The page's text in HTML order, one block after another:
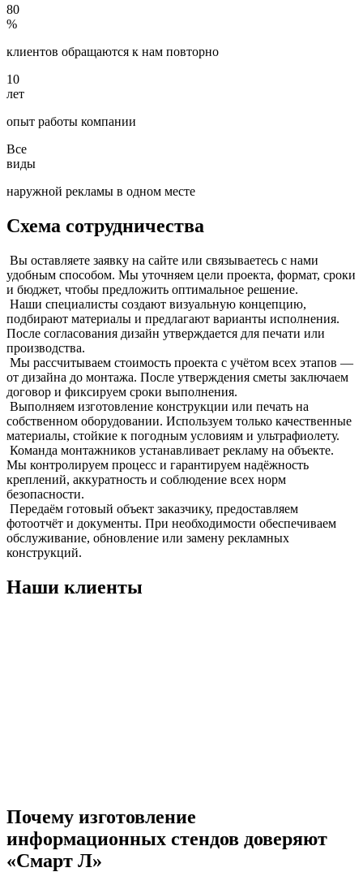
80
%
клиентов обращаются к нам повторно
10
лет
опыт работы компании
Все
виды
наружной рекламы в одном месте
Схема сотрудничества
Вы оставляете заявку на сайте или связываетесь с нами
удобным способом. Мы уточняем цели проекта, формат, сроки
и бюджет, чтобы предложить оптимальное решение.
Наши специалисты создают визуальную концепцию,
подбирают материалы и предлагают варианты исполнения.
После согласования дизайн утверждается для печати или
производства.
Мы рассчитываем стоимость проекта с учётом всех этапов —
от дизайна до монтажа. После утверждения сметы заключаем
договор и фиксируем сроки выполнения.
Выполняем изготовление конструкции или печать на
собственном оборудовании. Используем только качественные
материалы, стойкие к погодным условиям и ультрафиолету.
Команда монтажников устанавливает рекламу на объекте.
Мы контролируем процесс и гарантируем надёжность
креплений, аккуратность и соблюдение всех норм
безопасности.
Передаём готовый объект заказчику, предоставляем
фотоотчёт и документы. При необходимости обеспечиваем
обслуживание, обновление или замену рекламных
конструкций.
Наши клиенты
Почему изготовление
информационных стендов доверяют
«Смарт Л»